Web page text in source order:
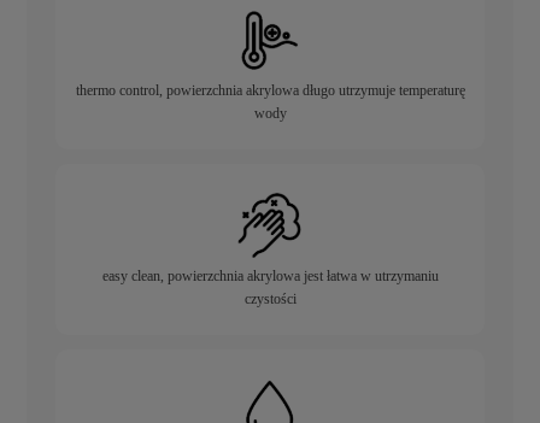
thermo control, powierzchnia akrylowa długo utrzymuje temperaturę
wody
easy clean, powierzchnia akrylowa jest łatwa w utrzymaniu
czystości